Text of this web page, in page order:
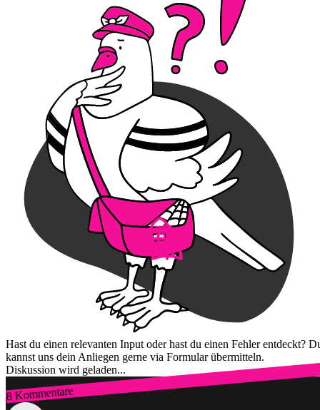
Hast du einen relevanten Input oder hast du einen Fehler entdeckt?
kannst uns dein Anliegen gerne via Formular übermitteln.
Diskussion wird geladen...
8 Kommentare
Zum Login